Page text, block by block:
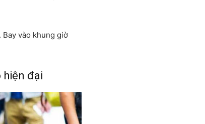
vào khung giờ
hiện đại